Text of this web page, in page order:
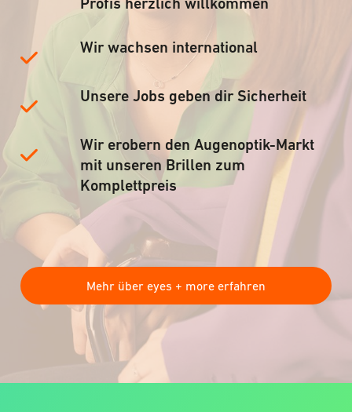
Profis herzlich willkommen
Wir wachsen international
Unsere Jobs geben dir Sicherheit
Wir erobern den Augenoptik-Markt
mit unseren Brillen zum
Komplettpreis
Mehr über eyes + more erfahren